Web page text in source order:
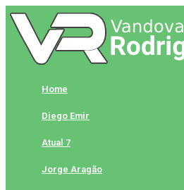
Skip
to
content
Home
Diego Emir
Atual 7
Jorge Aragão